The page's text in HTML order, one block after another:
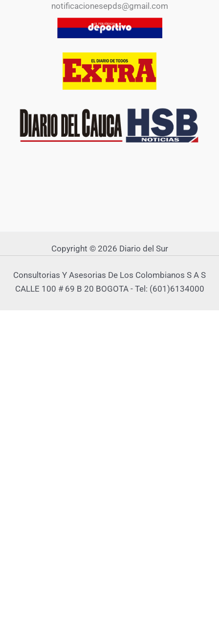
notificacionesepds@gmail.com
Copyright © 2026 Diario del Sur
Consultorias Y Asesorias De Los Colombianos S A S
CALLE 100 # 69 B 20 BOGOTA - Tel: (601)6134000